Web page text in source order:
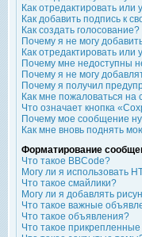
Как отредактировать
Как добавить подпись к
Как создать голосование?
Почему я не могу
Как отредактировать или
Почему мне недоступны
Почему я не могу
Почему я получил
Как мне пожаловаться
Что означает кнопка
Почему мое сообщение
Как мне вновь поднять
Форматирование
Что такое BBCode?
Могу ли я использовать
Что такое смайлики?
Могу ли я добавлять
Что такое важные
Что такое объявления?
Что такое